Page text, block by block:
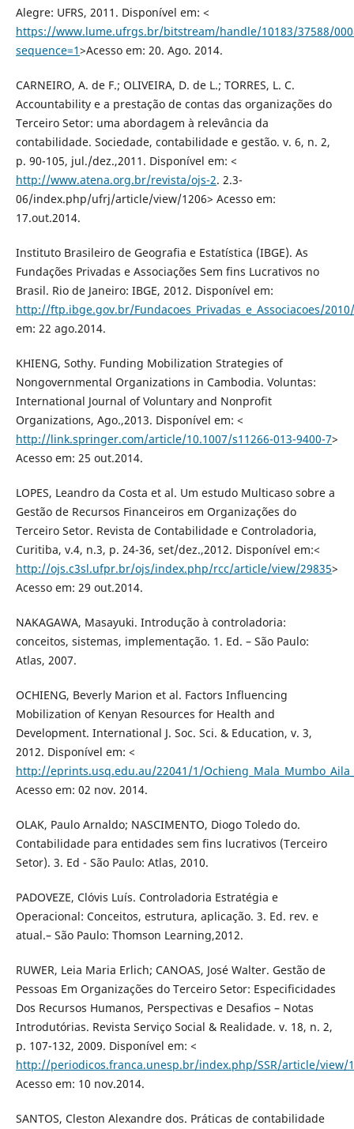
Alegre: UFRS, 2011. Disponível em: <
https://www.lume.ufrgs.br/bitstream/handle/10183/37588/
sequence=1>Acesso em: 20. Ago. 2014.
CARNEIRO, A. de F.; OLIVEIRA, D. de L.; TORRES, L. C.
Accountability e a prestação de contas das organizações do
Terceiro Setor: uma abordagem à relevância da
contabilidade. Sociedade, contabilidade e gestão. v. 6, n. 2,
p. 90-105, jul./dez.,2011. Disponível em: <
http://www.atena.org.br/revista/ojs-2. 2.3-
06/index.php/ufrj/article/view/1206> Acesso em:
17.out.2014.
Instituto Brasileiro de Geografia e Estatística (IBGE). As
Fundações Privadas e Associações Sem fins Lucrativos no
Brasil. Rio de Janeiro: IBGE, 2012. Disponível em:
http://ftp.ibge.gov.br/Fundacoes_Privadas_e_Associacoes/
em: 22 ago.2014.
KHIENG, Sothy. Funding Mobilization Strategies of
Nongovernmental Organizations in Cambodia. Voluntas:
International Journal of Voluntary and Nonprofit
Organizations, Ago.,2013. Disponível em: <
http://link.springer.com/article/10.1007/s11266-013-9400-7>
Acesso em: 25 out.2014.
LOPES, Leandro da Costa et al. Um estudo Multicaso sobre a
Gestão de Recursos Financeiros em Organizações do
Terceiro Setor. Revista de Contabilidade e Controladoria,
Curitiba, v.4, n.3, p. 24-36, set/dez.,2012. Disponível em:<
http://ojs.c3sl.ufpr.br/ojs/index.php/rcc/article/view/29835>
Acesso em: 29 out.2014.
NAKAGAWA, Masayuki. Introdução à controladoria:
conceitos, sistemas, implementação. 1. Ed. – São Paulo:
Atlas, 2007.
OCHIENG, Beverly Marion et al. Factors Influencing
Mobilization of Kenyan Resources for Health and
Development. International J. Soc. Sci. & Education, v. 3,
2012. Disponível em: <
http://eprints.usq.edu.au/22041/1/
Acesso em: 02 nov. 2014.
OLAK, Paulo Arnaldo; NASCIMENTO, Diogo Toledo do.
Contabilidade para entidades sem fins lucrativos (Terceiro
Setor). 3. Ed - São Paulo: Atlas, 2010.
PADOVEZE, Clóvis Luís. Controladoria Estratégia e
Operacional: Conceitos, estrutura, aplicação. 3. Ed. rev. e
atual.– São Paulo: Thomson Learning,2012.
RUWER, Leia Maria Erlich; CANOAS, José Walter. Gestão de
Pessoas Em Organizações do Terceiro Setor: Especificidades
Dos Recursos Humanos, Perspectivas e Desafios – Notas
Introdutórias. Revista Serviço Social & Realidade. v. 18, n. 2,
p. 107-132, 2009. Disponível em: <
http://periodicos.franca.unesp.br/index.php/SSR/article/view/
Acesso em: 10 nov.2014.
SANTOS, Cleston Alexandre dos. Práticas de contabilidade